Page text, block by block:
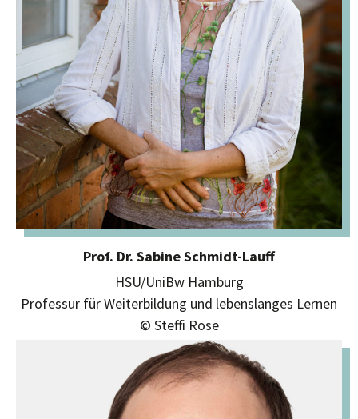
Prof. Dr. Sabine Schmidt-Lauff
HSU/UniBw Hamburg
Professur für Weiterbildung und lebenslanges Lernen
© Steffi Rose